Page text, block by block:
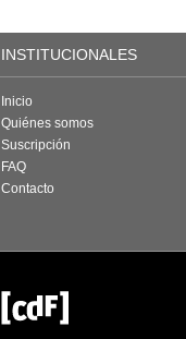
INSTITUCIONALES
Inicio
Quiénes somos
Suscripción
FAQ
Contacto